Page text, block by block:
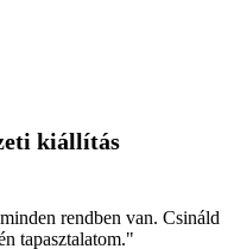
kiállítás
rendben van. Csináld
tapasztalatom."